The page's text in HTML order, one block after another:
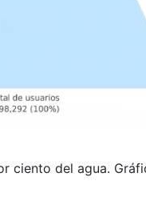
ciento del agua.